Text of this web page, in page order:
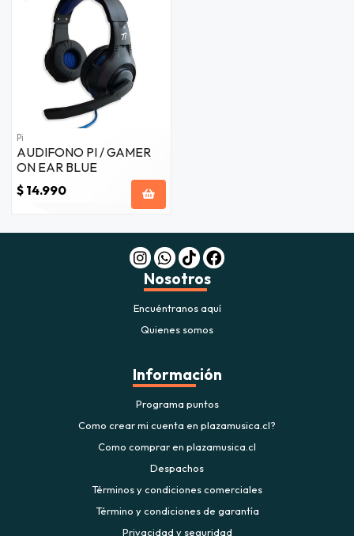
Pi
AUDIFONO PI / GAMER
ON EAR BLUE
$ 14.990
Nosotros
Encuéntranos aquí
Quienes somos
Información
Programa puntos
Como crear mi cuenta en plazamusica.cl?
Como comprar en plazamusica.cl
Despachos
Términos y condiciones comerciales
Término y condiciones de garantía
Privacidad y seguridad